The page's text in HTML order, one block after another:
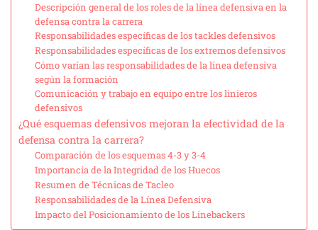
Descripción general de los roles de la línea defensiva en la
defensa contra la carrera
Responsabilidades específicas de los tackles defensivos
Responsabilidades específicas de los extremos defensivos
Cómo varían las responsabilidades de la línea defensiva
según la formación
Comunicación y trabajo en equipo entre los linieros
defensivos
¿Qué esquemas defensivos mejoran la efectividad de la
defensa contra la carrera?
Comparación de los esquemas 4-3 y 3-4
Importancia de la Integridad de los Huecos
Resumen de Técnicas de Tacleo
Responsabilidades de la Línea Defensiva
Impacto del Posicionamiento de los Linebackers